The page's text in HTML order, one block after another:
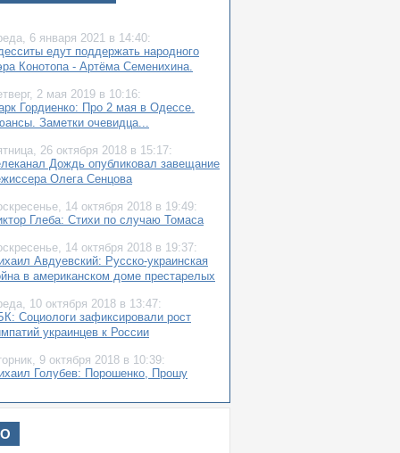
6 января 2021 в 14:40:
едут поддержать народного
Конотопа - Артёма Семенихина.
2 мая 2019 в 10:16:
Гордиенко: Про 2 мая в Одессе.
Заметки очевидца...
26 октября 2018 в 15:17:
Дождь опубликовал завещание
Олега Сенцова
14 октября 2018 в 19:49:
Глеба: Стихи по случаю Томаса
14 октября 2018 в 19:37:
Авдуевский: Русско-украинская
в американском доме престарелых
10 октября 2018 в 13:47:
Социологи зафиксировали рост
украинцев к России
9 октября 2018 в 10:39:
Голубев: Порошенко, Прошу
к предпринимателям
Давайте брать налоговую на